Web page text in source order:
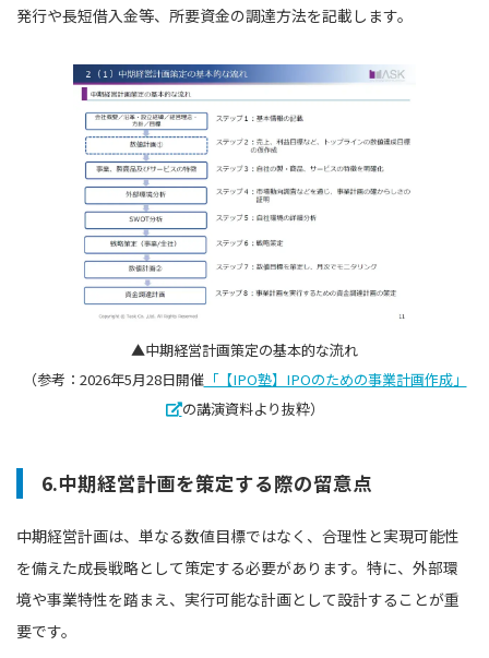
発行や長短借入金等、所要資金の調達方法を記載します。
▲中期経営計画策定の基本的な流れ
（参考：2026年5月28日開催「【IPO塾】IPOのための事業計画作成」
の講演資料より抜粋）
6.中期経営計画を策定する際の留意点
中期経営計画は、単なる数値目標ではなく、合理性と実現可能性
を備えた成長戦略として策定する必要があります。特に、外部環
境や事業特性を踏まえ、実行可能な計画として設計することが重
要です。